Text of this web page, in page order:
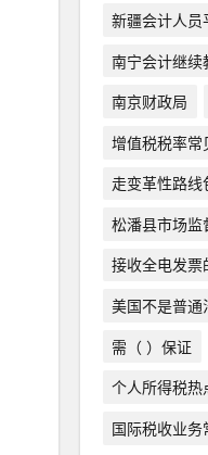
新疆会计人员
南宁会计继续
南京财政局
增值税税率常
走变革性路线
松潘县市场监
接收全电发票
美国不是普通
需（ ）保证
个人所得税热
国际税收业务